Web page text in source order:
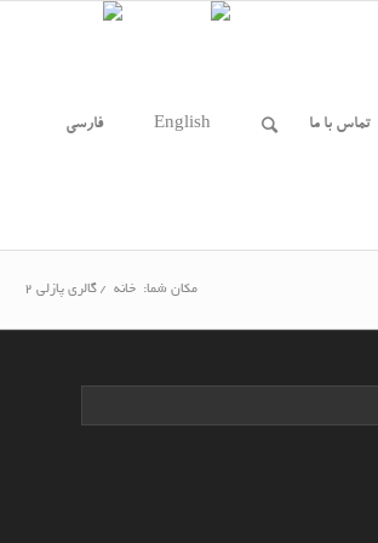
تماس با ما
مکان شما: خانه / گالری پازلی ۲